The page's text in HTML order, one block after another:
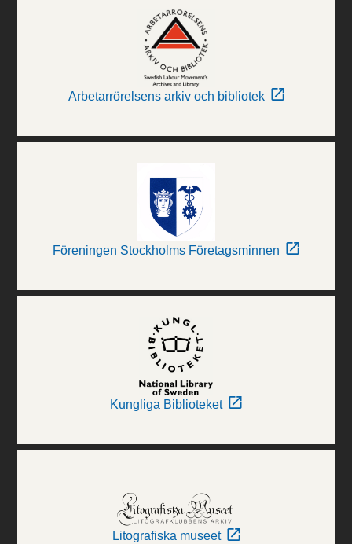
Arbetarrörelsens arkiv och bibliotek
Föreningen Stockholms Företagsminnen
Kungliga Biblioteket
Litografiska museet